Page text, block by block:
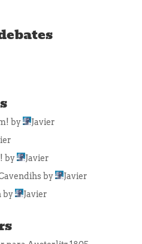
by
Javier
by
Javier
by
Javier
by Javier